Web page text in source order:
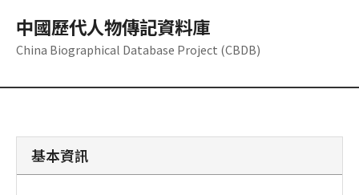
中國歷代人物傳記資料庫
China Biographical Database Project (CBDB)
基本資訊